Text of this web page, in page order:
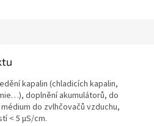
kapalin (chladicích kapalin,
doplnění akumulátorů, do
do zvlhčovačů vzduchu,
< 5 µS/cm.